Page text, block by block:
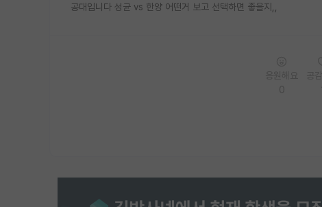
공대입니다 성균 vs 한양 어떤거 보고 선택하면 좋을지,,